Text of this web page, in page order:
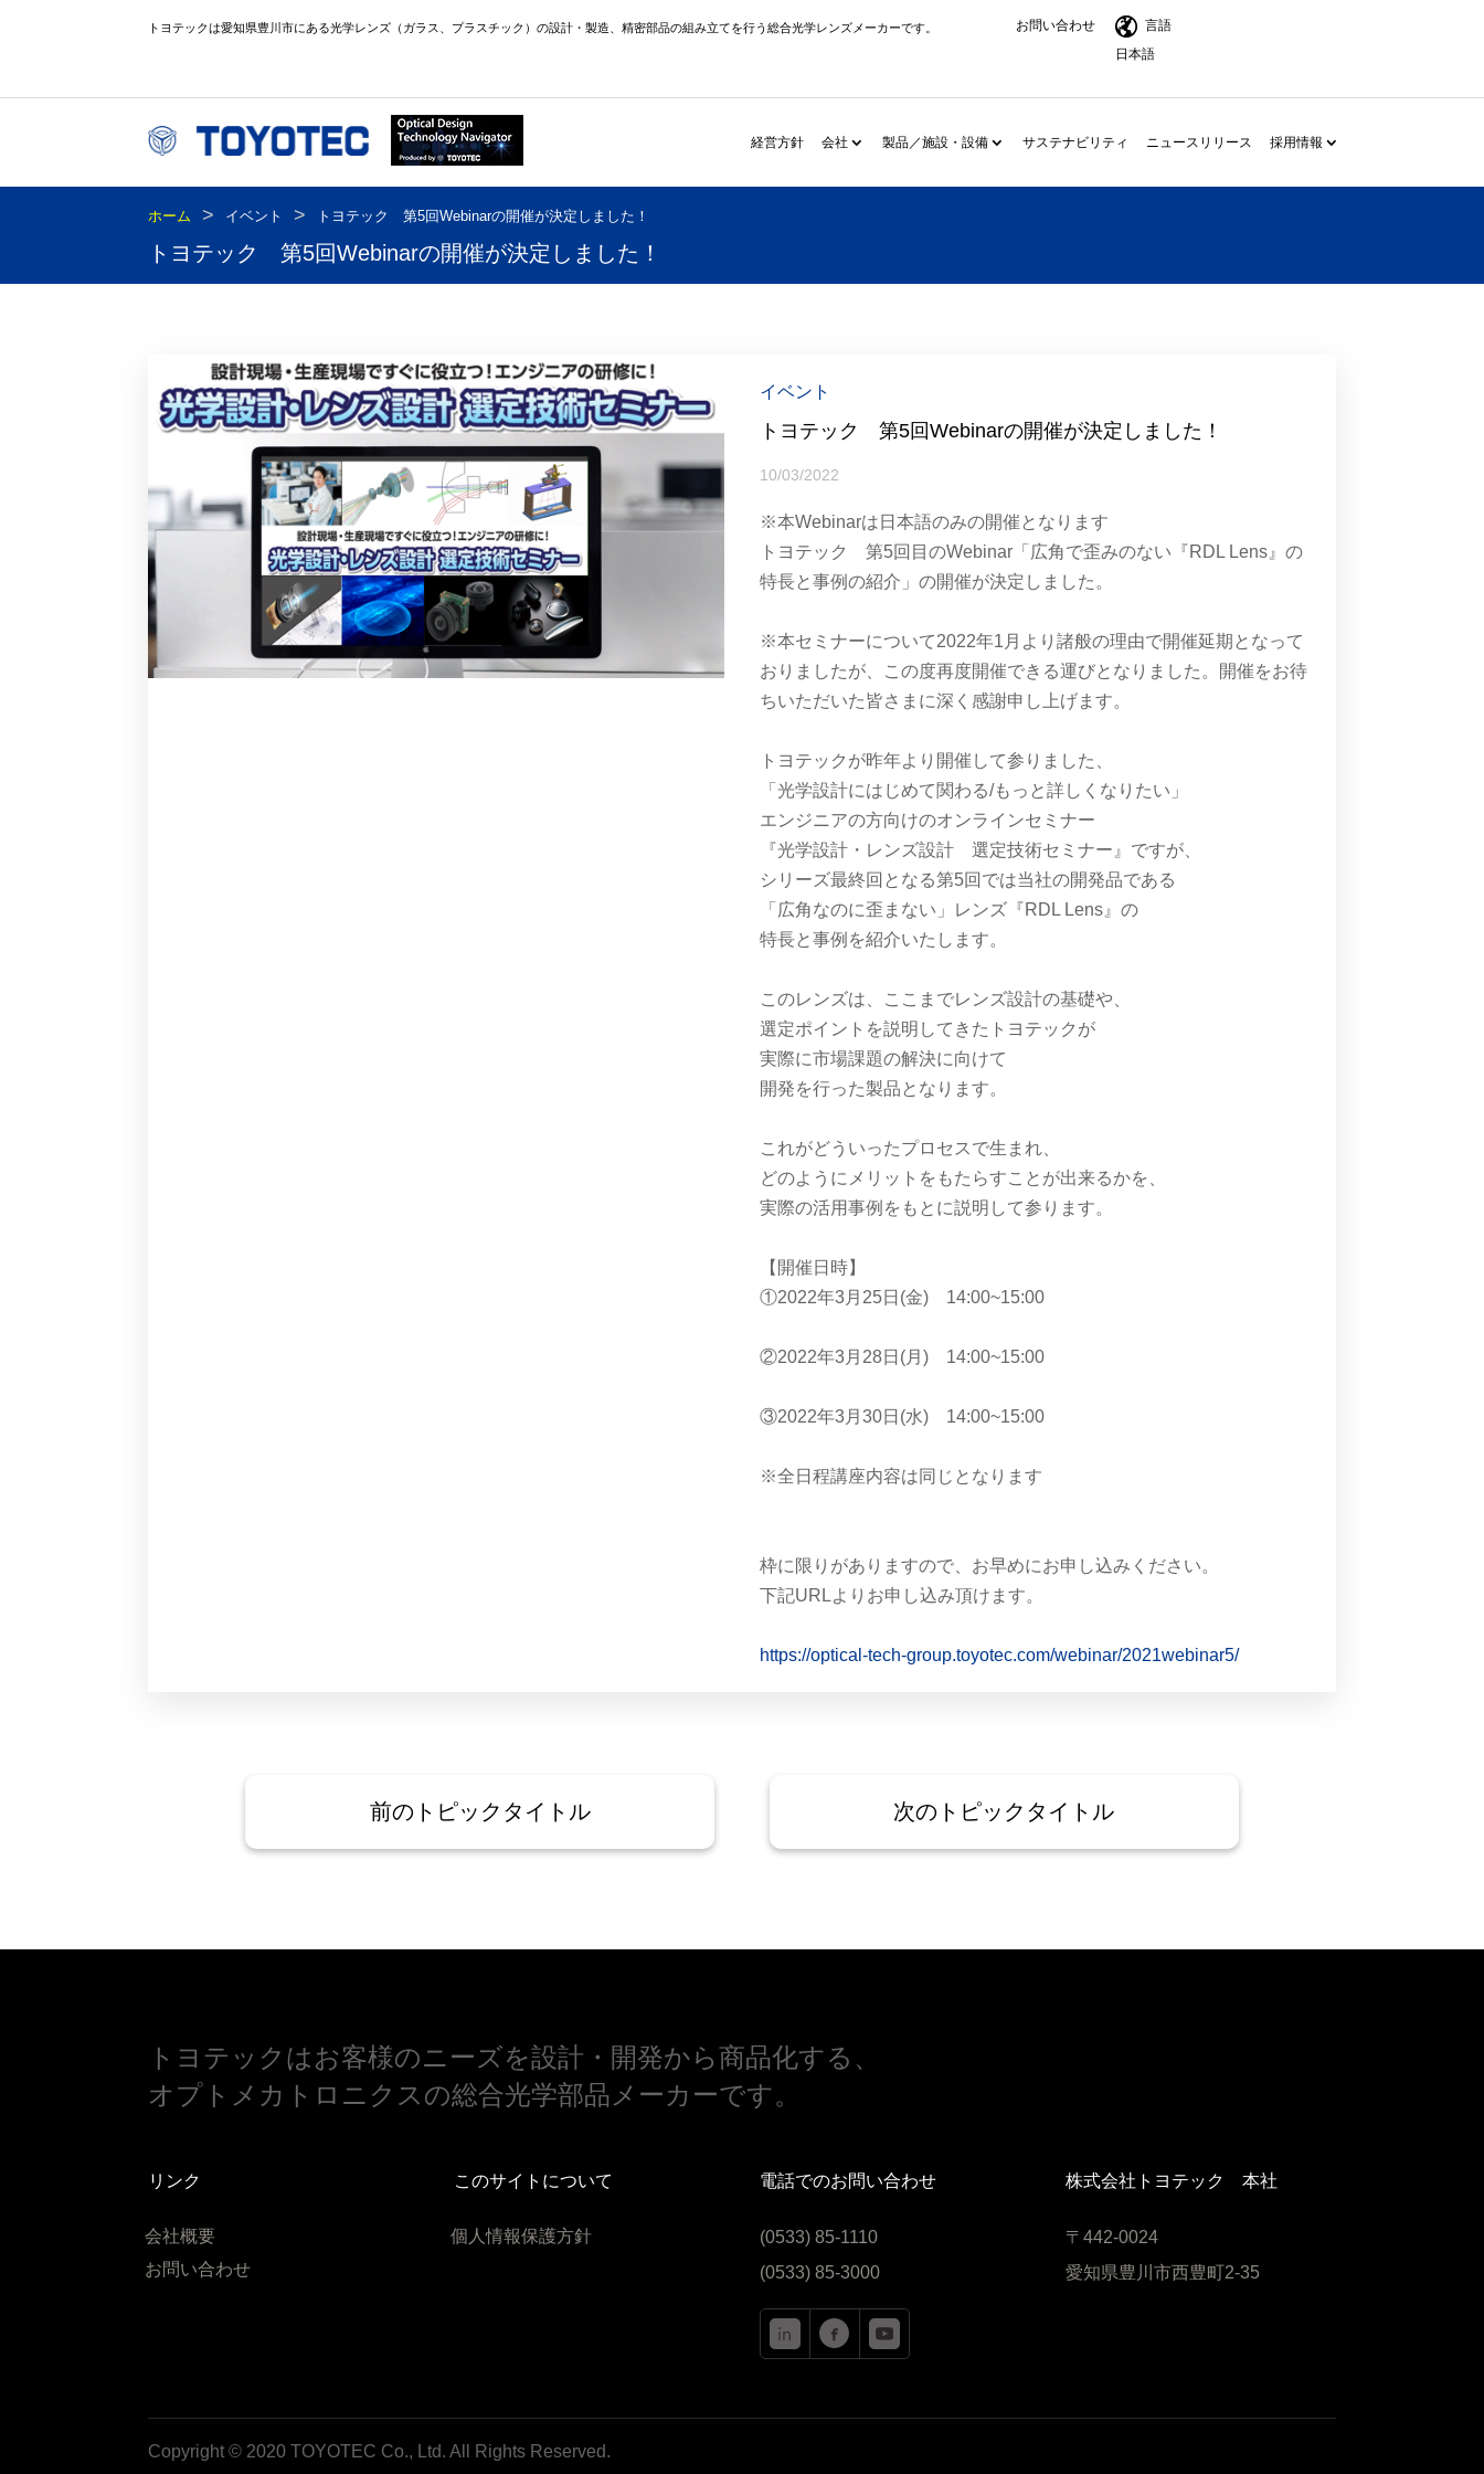
トヨテックは愛知県豊川市にある光学レンズ（ガラス、プラスチック）の設計・製造、精密部品の組み立てを行う総合光学レンズメーカーです。 お問い合わせ
言語
日本語
経営方針 会社 製品／施設・設備 サステナビリティ ニュースリリース 採用情報
ホーム > イベント > トヨテック 第5回Webinarの開催が決定しました！
トヨテック 第5回Webinarの開催が決定しました！
イベント
トヨテック 第5回Webinarの開催が決定しました！
10/03/2022
※本Webinarは日本語のみの開催となります
トヨテック 第5回目のWebinar「広角で歪みのない『RDL Lens』の
特長と事例の紹介」の開催が決定しました。
※本セミナーについて2022年1月より諸般の理由で開催延期となって
おりましたが、この度再度開催できる運びとなりました。開催をお待
ちいただいた皆さまに深く感謝申し上げます。
トヨテックが昨年より開催して参りました、
「光学設計にはじめて関わる/もっと詳しくなりたい」
エンジニアの方向けのオンラインセミナー
『光学設計・レンズ設計 選定技術セミナー』ですが、
シリーズ最終回となる第5回では当社の開発品である
「広角なのに歪まない」レンズ『RDL Lens』の
特長と事例を紹介いたします。
このレンズは、ここまでレンズ設計の基礎や、
選定ポイントを説明してきたトヨテックが
実際に市場課題の解決に向けて
開発を行った製品となります。
これがどういったプロセスで生まれ、
どのようにメリットをもたらすことが出来るかを、
実際の活用事例をもとに説明して参ります。
【開催日時】
①2022年3月25日(金) 14:00~15:00
②2022年3月28日(月) 14:00~15:00
③2022年3月30日(水) 14:00~15:00
※全日程講座内容は同じとなります
枠に限りがありますので、お早めにお申し込みください。
下記URLよりお申し込み頂けます。
https://optical-tech-group.toyotec.com/webinar/2021webinar5/
前のトピックタイトル 次のトピックタイトル
トヨテックはお客様のニーズを設計・開発から商品化する、
オプトメカトロニクスの総合光学部品メーカーです。
リンク
会社概要
お問い合わせ
このサイトについて
個人情報保護方針
電話でのお問い合わせ
(0533) 85-1110
(0533) 85-3000
株式会社トヨテック 本社
〒442-0024
愛知県豊川市西豊町2-35
Copyright © 2020 TOYOTEC Co., Ltd. All Rights Reserved.